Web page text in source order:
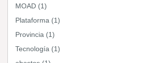
MOAD (1)
Plataforma (1)
Provincia (1)
Tecnología (1)